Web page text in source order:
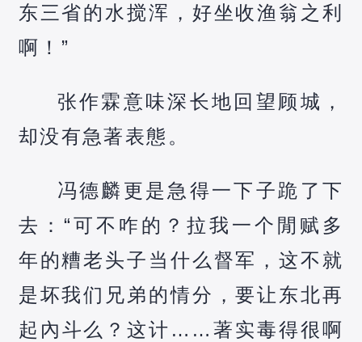
东三省的水搅浑，好坐收渔翁之利
啊！”
张作霖意味深长地回望顾城，
却没有急著表態。
冯德麟更是急得一下子跪了下
去：“可不咋的？拉我一个閒赋多
年的糟老头子当什么督军，这不就
是坏我们兄弟的情分，要让东北再
起內斗么？这计……著实毒得很啊